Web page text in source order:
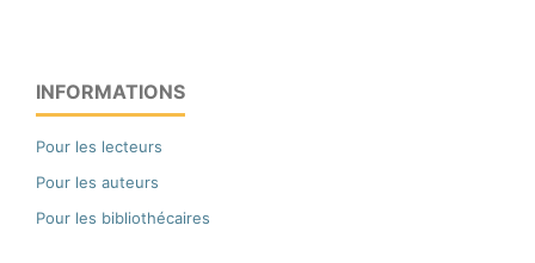
INFORMATIONS
Pour les lecteurs
Pour les auteurs
Pour les bibliothécaires